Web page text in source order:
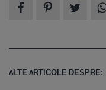
ALTE ARTICOLE DESPRE: